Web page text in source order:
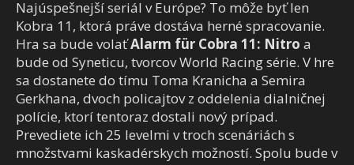
Najúspešnejší seriál v Európe? To môže byť len
Kobra 11, ktorá práve dostáva herné spracovanie.
Hra sa bude volaťAlarm für Cobra 11: Nitro a
bude od Syneticu, tvorcov World Racing série. V hre
sa dostanete do tímu Toma Kranicha a Semira
Gerkhana, dvoch policajtov z oddelenia dialničnej
polície, ktorí tentoraz dostali nový prípad.
Prevediete ich 25 levelmi v troch scenáriách s
množstvami kaskadérskych možností. Spolu bude v